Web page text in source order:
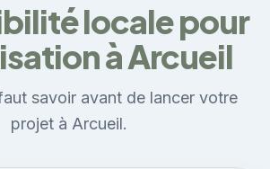
locale pour
à Arcueil
savoir avant de lancer votre
projet à Arcueil.